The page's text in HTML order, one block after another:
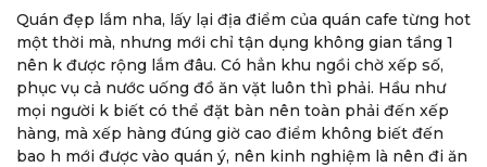
Quán đẹp lắm nha, lấy lại địa điểm của quán cafe từng hot
một thời mà, nhưng mới chỉ tận dụng không gian tầng 1
nên k được rộng lắm đâu. Có hẳn khu ngồi chờ xếp số,
phục vụ cả nước uống đồ ăn vặt luôn thì phải. Hầu như
mọi người k biết có thể đặt bàn nên toàn phải đến xếp
hàng, mà xếp hàng đúng giờ cao điểm không biết đến
bao h mới được vào quán ý, nên kinh nghiệm là nên đi ăn
75-80k cũng khá nhìu, có nơi 50k cũng rất ngon!
Nhưng mặt bằng ko bằng ở đây thôi! Chốt là tạm khá
ổn!❤️
Bách Hoàng